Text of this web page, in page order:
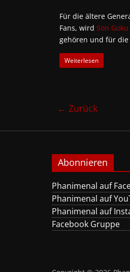
Für die ältere
Fans, wird Son Goku
gehören und für
Weiterlesen
← Zurück
Abonnieren
Phanimenal auf
Phanimenal auf
Phanimenal auf
Facebook Gruppe